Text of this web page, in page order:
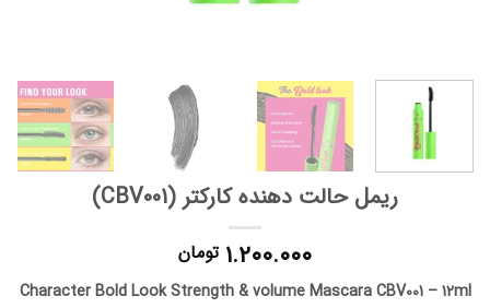
ریمل حالت دهنده کارکتر (CBV001)
۱.۲۰۰.۰۰۰ تومان
Character Bold Look Strength & volume Mascara CBV001 – 12ml